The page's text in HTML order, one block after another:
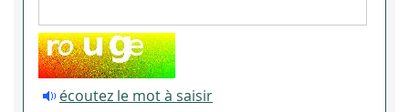
écoutez le mot à saisir